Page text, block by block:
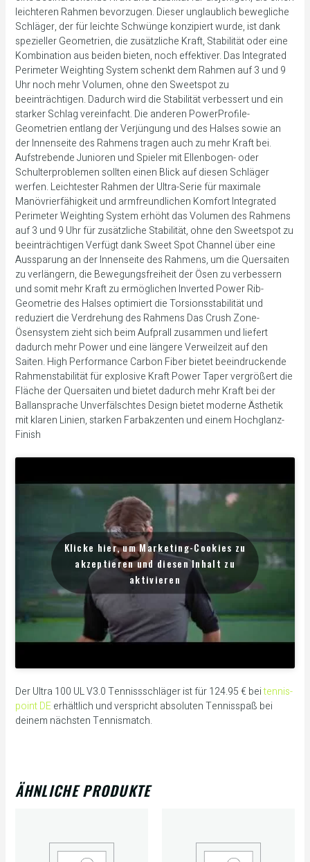
leichteren Rahmen bevorzugen. Dieser unglaublich bewegliche
Schläger, der für leichte Schwünge konzipiert wurde, ist dank
spezieller Geometrien, die zusätzliche Kraft, Stabilität oder eine
Kombination aus beiden bieten, noch effektiver. Das Integrated
Perimeter Weighting System schenkt dem Rahmen auf 3 und 9
Uhr noch mehr Volumen, ohne den Sweetspot zu
beeinträchtigen. Dadurch wird die Stabilität verbessert und ein
starker Schlag vereinfacht. Die anderen PowerProfile-
Geometrien entlang der Verjüngung und des Halses sowie an
der Innenseite des Rahmens tragen auch zu mehr Kraft bei.
Aufstrebende Junioren und Spieler mit Ellenbogen- oder
Schulterproblemen sollten einen Blick auf diesen Schläger
werfen. Leichtester Rahmen der Ultra-Serie für maximale
Manövrierfähigkeit und armfreundlichen Komfort Integrated
Perimeter Weighting System erhöht das Volumen des Rahmens
auf 3 und 9 Uhr für zusätzliche Stabilität, ohne den Sweetspot zu
beeinträchtigen Verfügt dank Sweet Spot Channel über eine
Aussparung an der Innenseite des Rahmens, um die Quersaiten
zu verlängern, die Bewegungsfreiheit der Ösen zu verbessern
und somit mehr Kraft zu ermöglichen Inverted Power Rib-
Geometrie des Halses optimiert die Torsionsstabilität und
reduziert die Verdrehung des Rahmens Das Crush Zone-
Ösensystem zieht sich beim Aufprall zusammen und liefert
dadurch mehr Power und eine längere Verweilzeit auf den
Saiten. High Performance Carbon Fiber bietet beeindruckende
Rahmenstabilität für explosive Kraft Power Taper vergrößert die
Fläche der Quersaiten und bietet dadurch mehr Kraft bei der
Ballansprache Unverfälschtes Design bietet moderne Ästhetik
mit klaren Linien, starken Farbakzenten und einem Hochglanz-
Finish
Klicke hier, um Marketing-Cookies zu
akzeptieren und diesen Inhalt zu
aktivieren
Der Ultra 100 UL V3.0 Tennissschläger ist für 124.95 € beitennis-
point DEerhältlich und verspricht absoluten Tennisspaß bei
deinem nächsten Tennismatch.
ÄHNLICHE PRODUKTE